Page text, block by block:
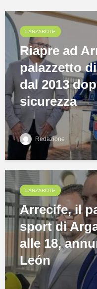
LANZAROTE
Riapre ad
palazzetto
dal 2013
sicurezza
Redazione
LANZAROTE
Arrecife, il
sport di
alle 18,
León